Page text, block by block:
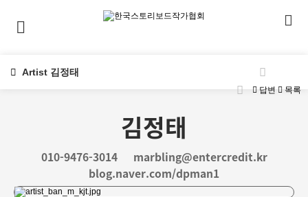
Artist 김정태
김정태
010-9476-3014
marbling@entercredit.kr
blog.naver.com/dpman1
답변 목록